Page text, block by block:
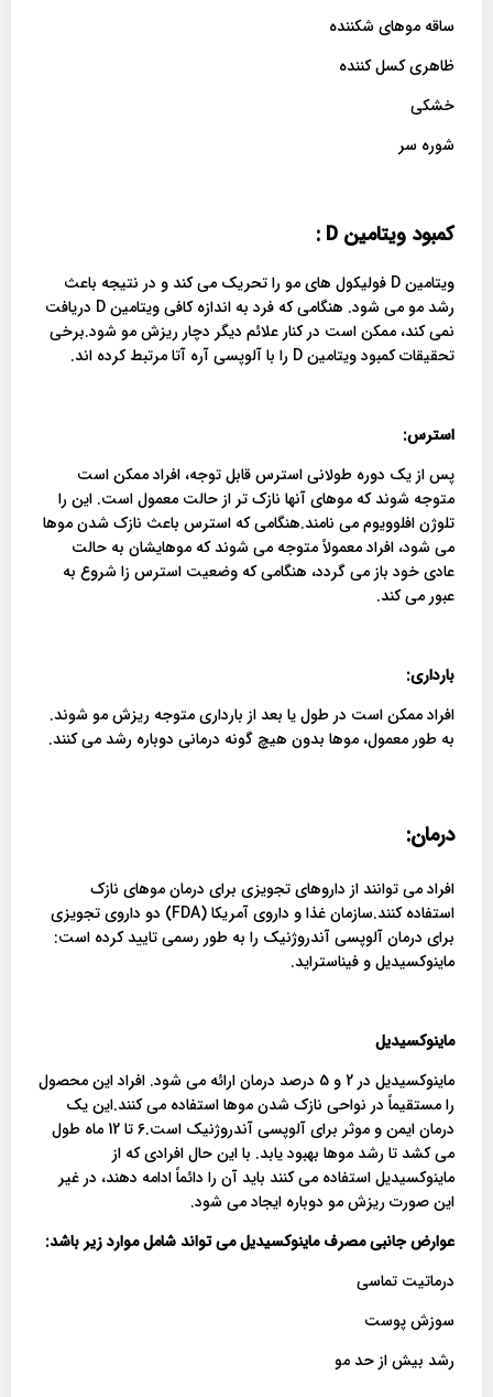
ساقه موهای شکننده
ظاهری کسل کننده
خشکی
شوره سر
کمبود ویتامین
ویتامین D فولیکول های مو را تحریک می کند و در نتیجه باعث
رشد مو می شود. هنگامی که فرد به اندازه کافی ویتامین D دریافت
نمی کند، ممکن است در کنار علائم دیگر دچار ریزش مو شود.برخی
تحقیقات کمبود ویتامین D را با آلوپسی آره آتا مرتبط کرده اند.
استرس:
پس از یک دوره طولانی استرس قابل توجه، افراد ممکن است
متوجه شوند که موهای آنها نازک تر از حالت معمول است. این را
تلوژن افلوویوم می نامند.هنگامی که استرس باعث نازک شدن موها
می شود، افراد معمولاً متوجه می شوند که موهایشان به حالت
عادی خود باز می گردد، هنگامی که وضعیت استرس زا شروع به
عبور می کند.
بارداری:
افراد ممکن است در طول یا بعد از بارداری متوجه ریزش مو شوند.
به طور معمول، موها بدون هیچ گونه درمانی دوباره رشد می کنند.
درمان:
افراد می توانند از داروهای تجویزی برای درمان موهای نازک
استفاده کنند.سازمان غذا و داروی آمریکا (FDA) دو داروی تجویزی
برای درمان آلوپسی آندروژنیک را به طور رسمی تایید کرده است:
ماینوکسیدیل و فیناستراید.
ماینوکسیدیل
ماینوکسیدیل در 2 و 5 درصد درمان ارائه می شود. افراد این محصول
را مستقیماً در نواحی نازک شدن موها استفاده می کنند.این یک
درمان ایمن و موثر برای آلوپسی آندروژنیک است.6 تا 12 ماه طول
می کشد تا رشد موها بهبود یابد. با این حال افرادی که از
ماینوکسیدیل استفاده می کنند باید آن را دائماً ادامه دهند، در غیر
این صورت ریزش مو دوباره ایجاد می شود.
عوارض جانبی مصرف ماینوکسیدیل می تواند شامل موارد زیر باشد:
درماتیت تماسی
سوزش پوست
رشد بیش از حد مو